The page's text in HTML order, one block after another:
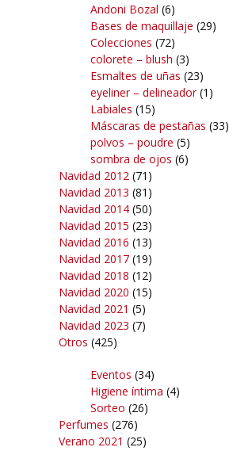
Andoni Bozal (6)
Bases de maquillaje (29)
Colecciones (72)
colorete – blush (3)
Esmaltes de uñas (23)
eyeliner – delineador(1)
Labiales (15)
Máscaras de pestañas (33)
polvos – poudre (5)
sombra de ojos (6)
Navidad 2012 (71)
Navidad 2013 (81)
Navidad 2014 (50)
Navidad 2015 (23)
Navidad 2016 (13)
Navidad 2017 (19)
Navidad 2018 (12)
Navidad 2020 (15)
Navidad 2021 (5)
Navidad 2023 (7)
Otros (425)
Eventos (34)
Higiene íntima (4)
Sorteo (26)
Perfumes (276)
Verano 2021 (25)